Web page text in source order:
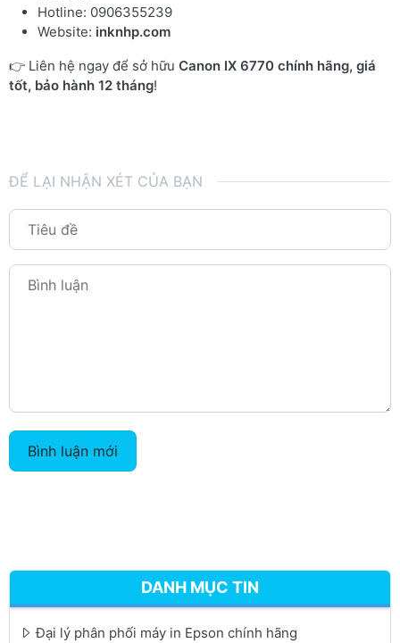
Hotline: 0906355239
Website: inknhp.com
👉 Liên hệ ngay để sở hữu Canon IX 6770 chính hãng, giá
tốt, bảo hành 12 tháng!
ĐỂ LẠI NHẬN XÉT CỦA BẠN
Bình luận mới
DANH MỤC TIN
Đại lý phân phối máy in Epson chính hãng